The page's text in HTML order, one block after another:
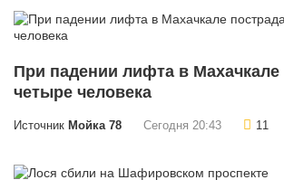
При падении лифта в Махачкале
четыре человека
Источник Мойка 78 Сегодня 20:43 11